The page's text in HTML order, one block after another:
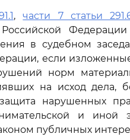
,части 7 статьи
Федерации
в судебном
если
норм
на исход дела,
нарушенных
и иной
публичных